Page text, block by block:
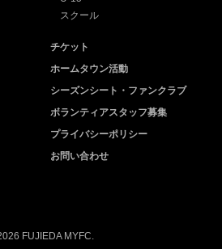
スクール
チケット
ホームタウン活動
シーズンシート・ファンクラブ
ボランティアスタッフ募集
プライバシーポリシー
お問い合わせ
FUJIEDA MYFC.